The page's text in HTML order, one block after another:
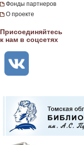
Фонды партнеров
О проекте
Присоединяйтесь
к нам в соцсетях